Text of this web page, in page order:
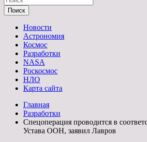
Поиск
Новости
Астрономия
Космос
Разработки
NASA
Роскосмос
НЛО
Карта сайта
Главная
Разработки
Спецоперация проводится в
Устава ООН, заявил Лавров